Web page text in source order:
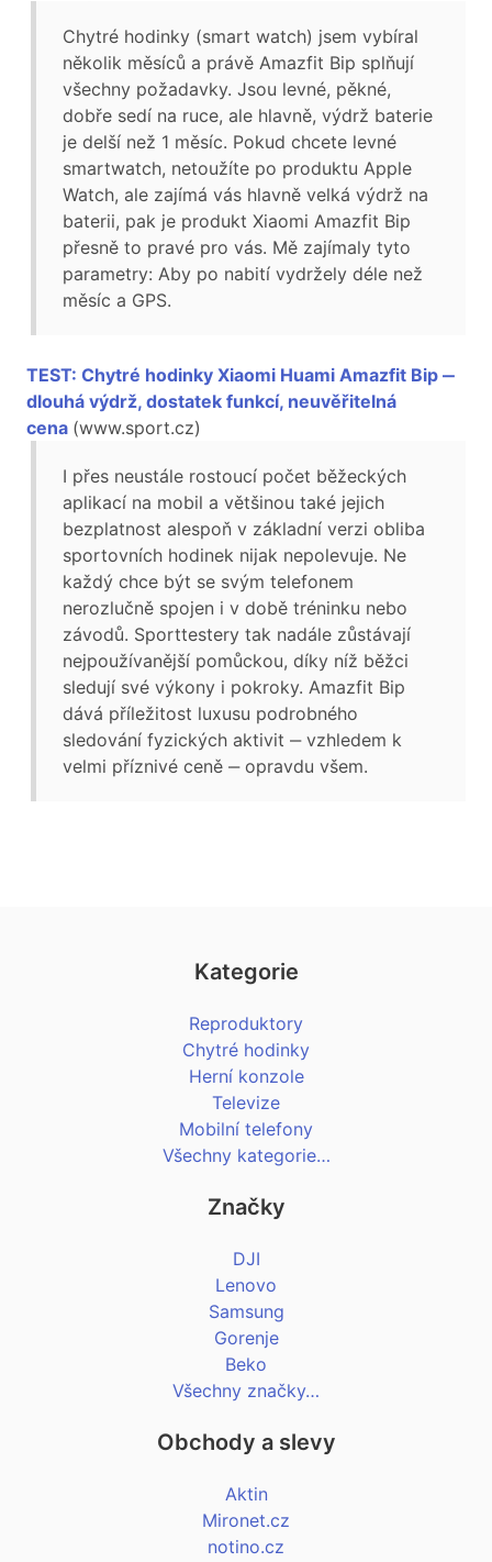
Chytré hodinky (smart watch) jsem vybíral
několik měsíců a právě Amazfit Bip splňují
všechny požadavky. Jsou levné, pěkné,
dobře sedí na ruce, ale hlavně, výdrž baterie
je delší než 1 měsíc. Pokud chcete levné
smartwatch, netoužíte po produktu Apple
Watch, ale zajímá vás hlavně velká výdrž na
baterii, pak je produkt Xiaomi Amazfit Bip
přesně to pravé pro vás. Mě zajímaly tyto
parametry: Aby po nabití vydržely déle než
měsíc a GPS.
TEST: Chytré hodinky Xiaomi Huami Amazfit Bip ‒
dlouhá výdrž, dostatek funkcí, neuvěřitelná
cena (www.sport.cz)
I přes neustále rostoucí počet běžeckých
aplikací na mobil a většinou také jejich
bezplatnost alespoň v základní verzi obliba
sportovních hodinek nijak nepolevuje. Ne
každý chce být se svým telefonem
nerozlučně spojen i v době tréninku nebo
závodů. Sporttestery tak nadále zůstávají
nejpoužívanější pomůckou, díky níž běžci
sledují své výkony i pokroky. Amazfit Bip
dává příležitost luxusu podrobného
sledování fyzických aktivit ‒ vzhledem k
velmi příznivé ceně ‒ opravdu všem.
Kategorie
Reproduktory
Chytré hodinky
Herní konzole
Televize
Mobilní telefony
Všechny kategorie…
Značky
DJI
Lenovo
Samsung
Gorenje
Beko
Všechny značky…
Obchody a slevy
Aktin
Mironet.cz
notino.cz